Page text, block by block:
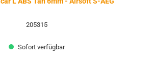
205315
Sofort verfügbar